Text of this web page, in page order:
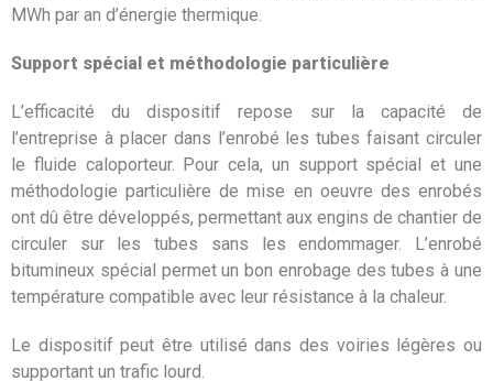
MWh par an d’énergie thermique.
Support spécial et méthodologie particulière
L’efficacité du dispositif repose sur la capacité de
l’entreprise à placer dans l’enrobé les tubes faisant circuler
le fluide caloporteur. Pour cela, un support spécial et une
méthodologie particulière de mise en oeuvre des enrobés
ont dû être développés, permettant aux engins de chantier de
circuler sur les tubes sans les endommager. L’enrobé
bitumineux spécial permet un bon enrobage des tubes à une
température compatible avec leur résistance à la chaleur.
Le dispositif peut être utilisé dans des voiries légères ou
supportant un trafic lourd.